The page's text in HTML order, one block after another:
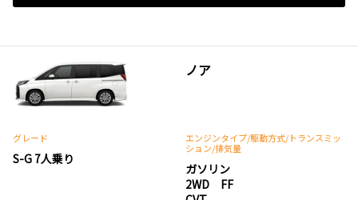
ノア
グレード
S-G 7人乗り
エンジンタイプ/駆動方式/トランスミッ
ション/排気量
ガソリン
2WD FF